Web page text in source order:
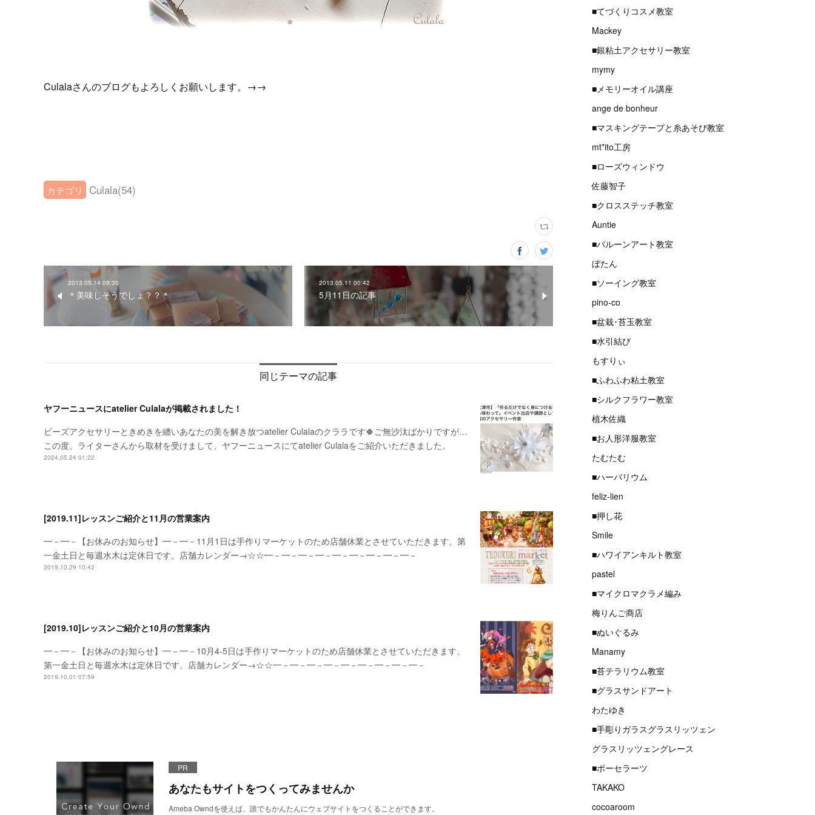
Culalaさんのブログもよろしくお願いします。→→
Culala(54)
2013.05.14 09:30
＊美味しそうでしょ？？＊
2013.05.11 00:42
5月11日の記事
同じテーマの記事
ヤフーニュースにatelier Culalaが掲載されました！
ビーズアクセサリーときめきを纏いあなたの美を解き放つatelier Culalaのクララです🍀ご無沙汰ばかりですが…
この度、ライターさんから取材を受けまして、ヤフーニュースにてatelier Culalaをご紹介いただきました。
2024.05.24 01:22
[2019.11]レッスンご紹介と11月の営業案内
━－━－【お休みのお知らせ】━－━－11月1日は手作りマーケットのため店舗休業とさせていただきます。第
一金土日と毎週水木は定休日です。店舗カレンダー→☆☆━－━－━－━－━－━－━－━－━－
2019.10.29 10:42
[2019.10]レッスンご紹介と10月の営業案内
━－━－【お休みのお知らせ】━－━－10月4-5日は手作りマーケットのため店舗休業とさせていただきます。
第一金土日と毎週水木は定休日です。店舗カレンダー→☆☆━－━－━－━－━－━－━－━－━－
2019.10.01 07:59
PR
あなたもサイトをつくってみませんか
Ameba Owndを使えば、誰でもかんたんにウェブサイトをつくることができます。
■てづくりコスメ教室
Mackey
■銀粘土アクセサリー教室
mymy
■メモリーオイル講座
ange de bonheur
■マスキングテープと糸あそび教室
mt*ito工房
■ローズウィンドウ
佐藤智子
■クロスステッチ教室
Auntie
■バルーンアート教室
ぼたん
■ソーイング教室
pino-co
■盆栽･苔玉教室
■水引結び
もすりぃ
■ふわふわ粘土教室
■シルクフラワー教室
植木佐織
■お人形洋服教室
たむたむ
■ハーバリウム
feliz-lien
■押し花
Smile
■ハワイアンキルト教室
pastel
■マイクロマクラメ編み
梅りんご商店
■ぬいぐるみ
Manamy
■苔テラリウム教室
■グラスサンドアート
わたゆき
■手彫りガラスグラスリッツェン
グラスリッツェングレース
■ポーセラーツ
TAKAKO
cocoaroom